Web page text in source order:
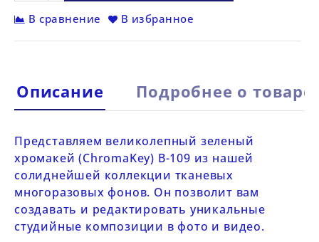
В сравнение В избранное
Описание Подробнее о товаре
Представляем великолепный зеленый
хромакей (ChromaKey) B-109 из нашей
солиднейшей коллекции тканевых
многоразовых фонов. Он позволит вам
создавать и редактировать уникальные
студийные композиции в фото и видео.